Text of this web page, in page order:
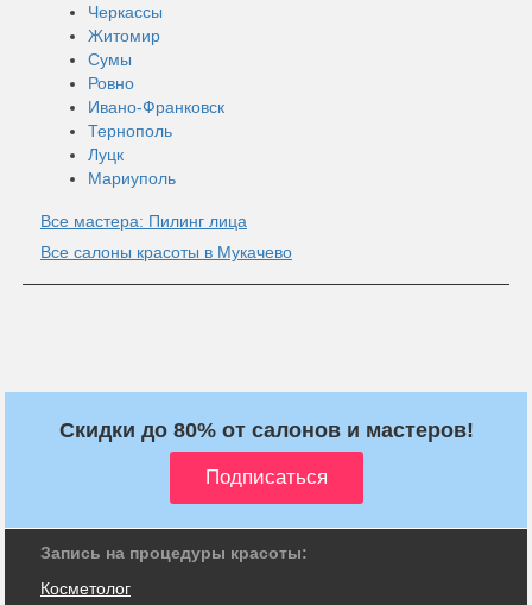
Черкассы
Житомир
Сумы
Ровно
Ивано-Франковск
Тернополь
Луцк
Мариуполь
Все мастера: Пилинг лица
Все салоны красоты в Мукачево
Скидки до 80% от салонов и мастеров!
Запись на процедуры красоты:
Косметолог